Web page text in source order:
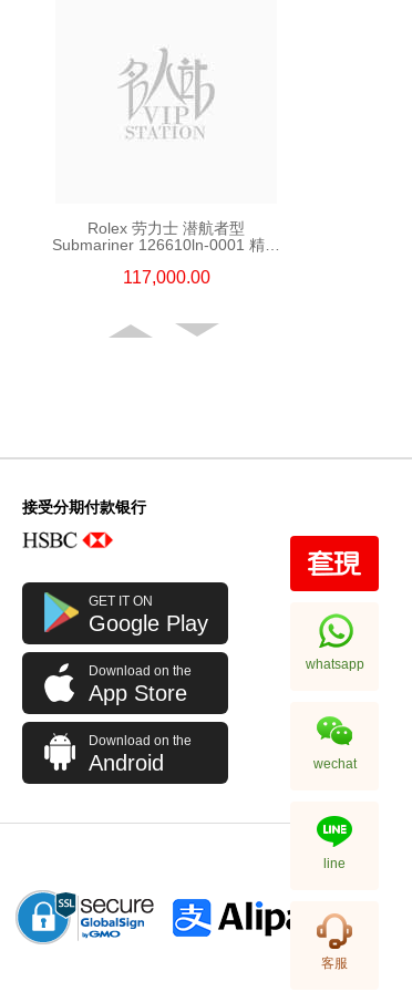
Rolex 劳力士 潜航者型
Submariner 126610ln-0001 精钢
117,000.00
Rolex 劳力士 格林尼治型 Ii Gmt-
Master Ii 126710blro-0001 精钢
百事圈
256,000.00
接受分期付款银行
GET IT ON
Google Play
Download on the
App Store
Download on the
Android
whatsapp
wechat
line
客服